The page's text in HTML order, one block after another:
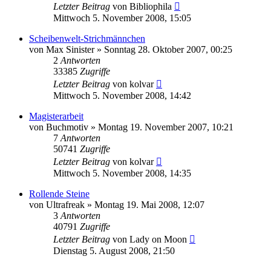
Letzter Beitrag von Bibliophila
Mittwoch 5. November 2008, 15:05
Scheibenwelt-Strichmännchen
von Max Sinister» Sonntag 28. Oktober 2007, 00:25
2 Antworten
33385 Zugriffe
Letzter Beitrag von kolvar
Mittwoch 5. November 2008, 14:42
Magisterarbeit
von Buchmotiv » Montag 19. November 2007, 10:21
7 Antworten
50741 Zugriffe
Letzter Beitrag von kolvar
Mittwoch 5. November 2008, 14:35
Rollende Steine
von Ultrafreak » Montag 19. Mai 2008, 12:07
3 Antworten
40791 Zugriffe
Letzter Beitrag von Lady on Moon
Dienstag 5. August 2008, 21:50